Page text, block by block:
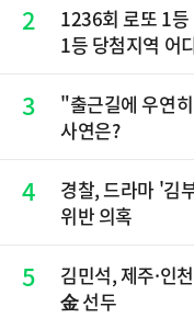
2
1236회 로또 1
1등 당첨지역 어
3
"출근길에 우연
사연은?
4
경찰, 드라마 '김
위반 의혹
5
김민석, 제주·인
金 선두